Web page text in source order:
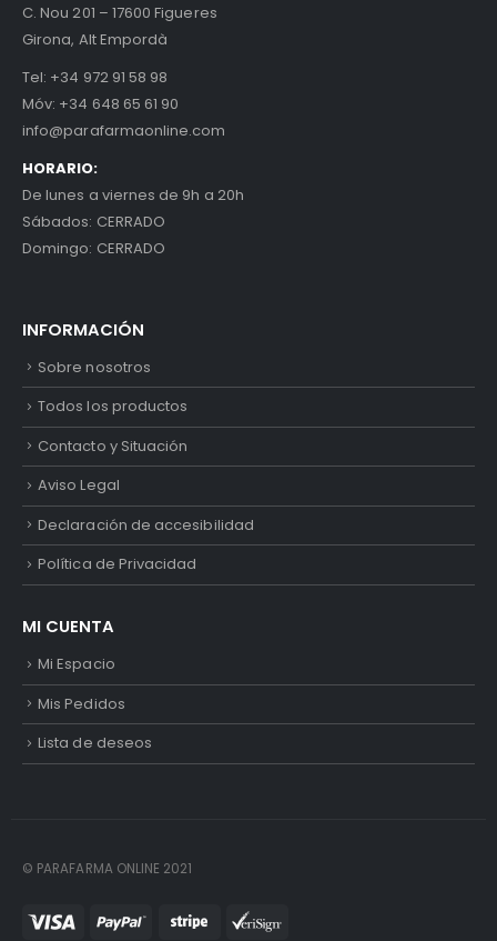
C. Nou 201 – 17600 Figueres
Girona, Alt Empordà
Tel: +34 972 91 58 98
Móv: +34 648 65 61 90
info@parafarmaonline.com
HORARIO:
De lunes a viernes de 9h a 20h
Sábados: CERRADO
Domingo: CERRADO
INFORMACIÓN
Sobre nosotros
Todos los productos
Contacto y Situación
Aviso Legal
Declaración de accesibilidad
Política de Privacidad
MI CUENTA
Mi Espacio
Mis Pedidos
Lista de deseos
© PARAFARMA ONLINE 2021